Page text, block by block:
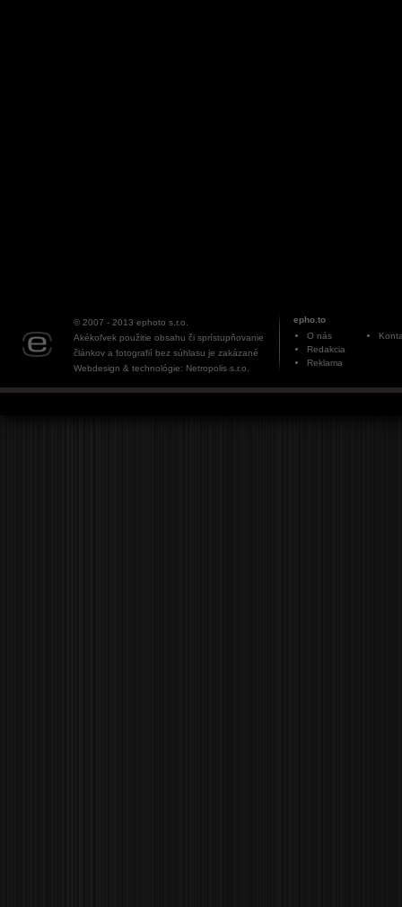
© 2007 - 2013 ephoto s.r.o.
Akékoľvek použitie obsahu či sprístupňovanie
článkov a fotografií bez súhlasu je zakázané
Webdesign & technológie: Netropolis s.r.o.
epho.to
O nás
Redakcia
Reklama